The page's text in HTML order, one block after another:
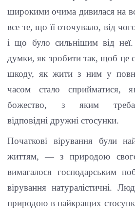
широкими очима дивилася на
все те, що її оточувало, від
і що було сильнішим від неї.
думки, як зробити так, щоб це
шкоду, як жити з ним у
часом стало сприйматися,
божество, з яким
відповідні дружні стосунки.
Початкові вірування були
життям, — з природою
вимагалося господарським
вірування натуралістичні.
природою в найкращих